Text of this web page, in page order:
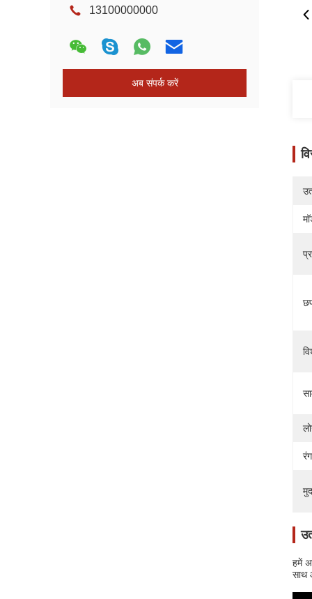
13100000000
अब संपर्क करें
हमें
साथ